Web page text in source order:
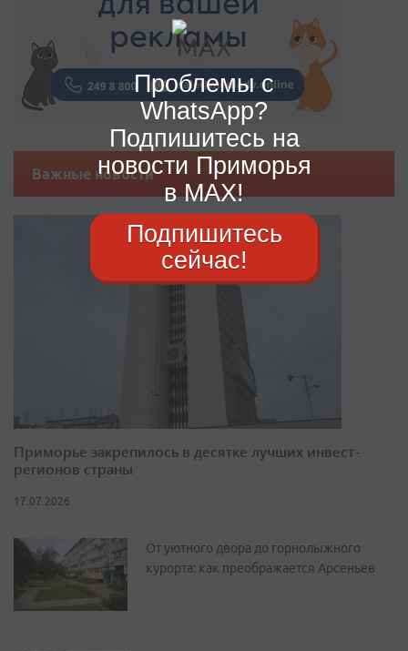
Важные новости
Приморье закрепилось в десятке лучших инвест-
регионов страны
17.07.2026
От уютного двора до горнолыжного
курорта: как преображается Арсеньев
Проблемы с
WhatsApp?
Подпишитесь на
новости Приморья
в MAX!
Подпишитесь
сейчас!